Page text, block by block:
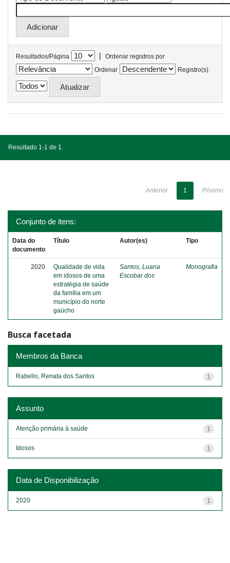
Resultados/Página |
Ordenar registros por
Ordenar
Registro(s)
Resultado 1-1 de 1.
Anterior 1 Póximo
Conjunto de itens:
Data do
documento
Título Autor(es) Tipo
2020
Qualidade de vida
em idosos de uma
estratégia de saúde
da família em um
município do norte
gaúcho
Santos, Luana
Escobar dos
Monografia
Busca facetada
Membros da Banca
1
Rabello, Renata dos Santos
Assunto
1
Atenção primária à saúde
1
Idosos
Data de Disponibilização
1
2020